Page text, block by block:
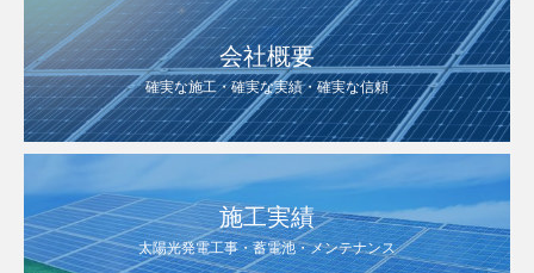
会社概要
確実な施工・確実な実績・確実な信頼
施工実績
太陽光発電工事・蓄電池・メンテナンス